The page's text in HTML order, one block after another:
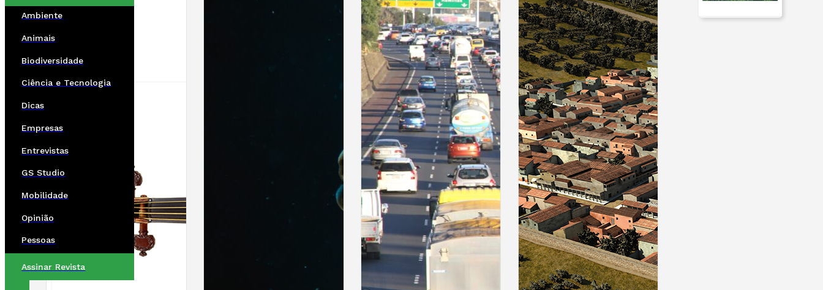
Ambiente
Animais
Biodiversidade
Ciência e Tecnologia
Dicas
Empresas
Entrevistas
GS Studio
Mobilidade
Opinião
Pessoas
Assinar Revista